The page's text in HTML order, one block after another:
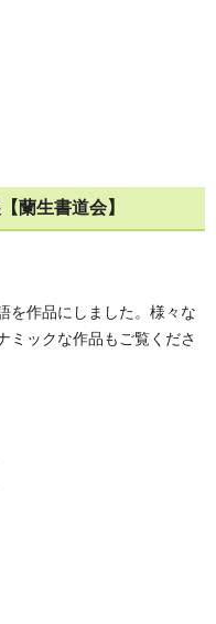
蘭生書道会】
を作品にしました。様々な
ミックな作品もご覧くださ